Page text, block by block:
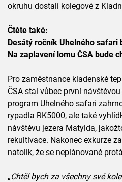
okruhu dostali kolegové z
Čtěte také:
Desátý ročník Uhelného safari
Na zaplavení lomu ČSA bude
Pro zaměstnance kladenské
ČSA stal vůbec první
program Uhelného safari
rypadla RK5000, ale také
návštěvu jezera Matylda,
rekultivace. Nakonec exkurze
natolik, že se neplánovaně
„Chtěl bych za všechny své